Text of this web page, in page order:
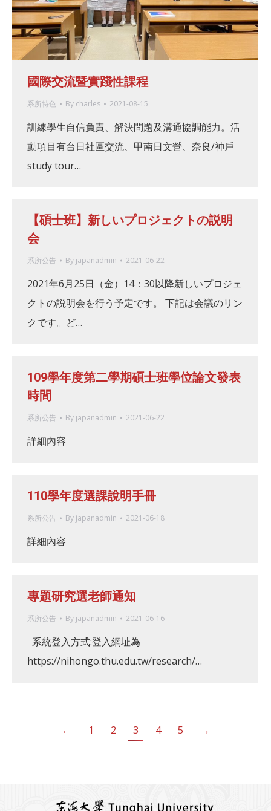
國際交流暨實踐性課程
系所特色 By charles 2021-08-15
訓練學生自信負責、解決問題及溝通協調能力。活
動項目有台日社區交流、甲南日文營、奈良/神戶
study tour…
【碩士班】新しいプロジェクトの説明
会
系所公告 By japanadmin 2021-06-22
2021年6月25日（金）14：30以降新しいプロジェ
クトの説明会を行う予定です。 下記は会議のリン
クです。ど…
109學年度第二學期碩士班學位論文發表
時間
系所公告 By japanadmin 2021-06-22
詳細內容
110學年度選課說明手冊
系所公告 By japanadmin 2021-06-18
詳細內容
專題研究選老師通知
系所公告 By japanadmin 2021-06-16
系統登入方式:登入網址為
https://nihongo.thu.edu.tw/research/…
← 1 2 3 4 5 →